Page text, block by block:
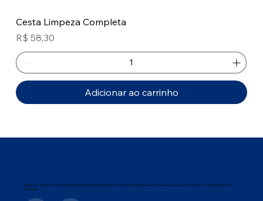
Cesta Limpeza Completa
Preço
R$ 58,30
Adicionar ao carrinho
Cestas com ampla variedade de produtos selecionados, ideais para empresas e famílias que buscam mais economia, praticidade e um padrão superior de
qualidade.